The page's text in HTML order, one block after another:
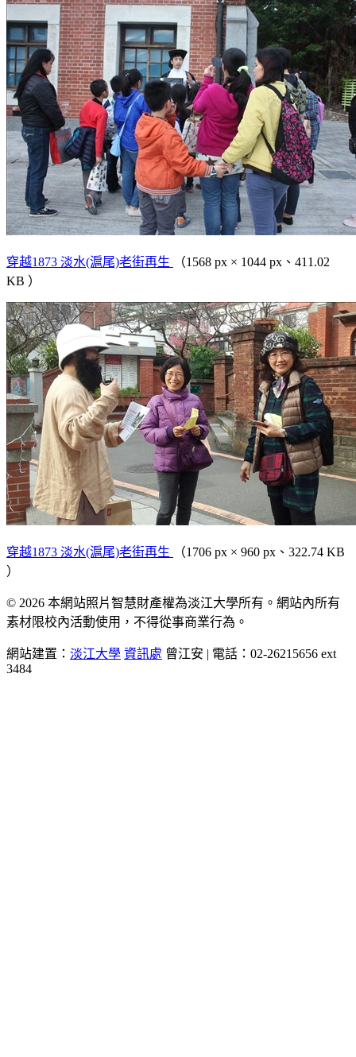
穿越1873 淡水(滬尾)老街再生
（1568 px × 1044 px、411.02
KB ）
穿越1873 淡水(滬尾)老街再生
（1706 px × 960 px、322.74 KB
）
© 2026 本網站照片智慧財產權為淡江大學所有。網站內所有
素材限校內活動使用，不得從事商業行為。
網站建置： 淡江大學 資訊處 曾江安 | 電話：02-26215656 ext
3484